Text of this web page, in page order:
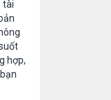
tài
hợp,